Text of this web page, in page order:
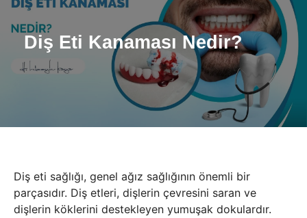
Diş Eti Kanaması Nedir?
Diş eti sağlığı, genel ağız sağlığının önemli bir
parçasıdır. Diş etleri, dişlerin çevresini saran ve
dişlerin köklerini destekleyen yumuşak dokulardır.